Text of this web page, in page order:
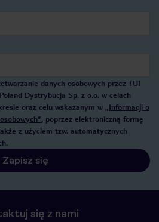
danych osobowych przez TUI
Dystrybucja Sp. z o.o. w celach
oraz celu wskazanym w „Informacji o
, poprzez elektroniczną formę
z użyciem tzw. automatycznych
Zapisz się
się z nami